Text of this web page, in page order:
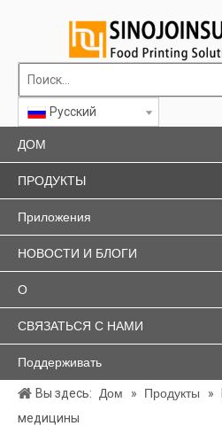
Pусский
ДОМ
ПРОДУКТЫ
Приложения
НОВОСТИ И БЛОГИ
О
СВЯЗАТЬСЯ С НАМИ
Поддерживать
Вы здесь: Дом » Продукты »
медицины